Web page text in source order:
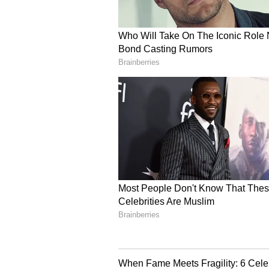
Image Credit : Dil Raju\Instagram
అంచనాలు, ఫలితం
అప్పటికే వరుస విజయాలతో ఉన్న దిల్
నెలకొన్నాయి. మున్నా సినిమా బాక్సాఫీస్
టెక్నికల్ గా, మేకింగ్ పరంగా మంచి
తనను కొంత బాధించినా, ప్రభాస్‌తో ఉన్న